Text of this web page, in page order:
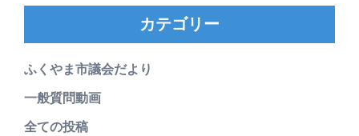
カテゴリー
ふくやま市議会だより
一般質問動画
全ての投稿